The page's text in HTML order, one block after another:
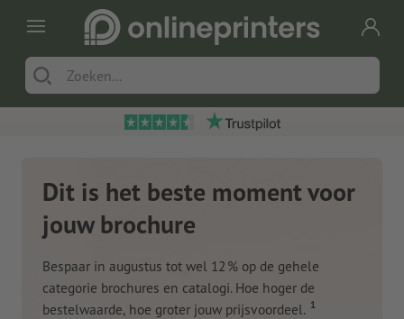
Dit is het beste moment voor
jouw brochure
Bespaar in augustus tot wel 12 % op de gehele
categorie brochures en catalogi. Hoe hoger de
bestelwaarde, hoe groter jouw prijsvoordeel. 1